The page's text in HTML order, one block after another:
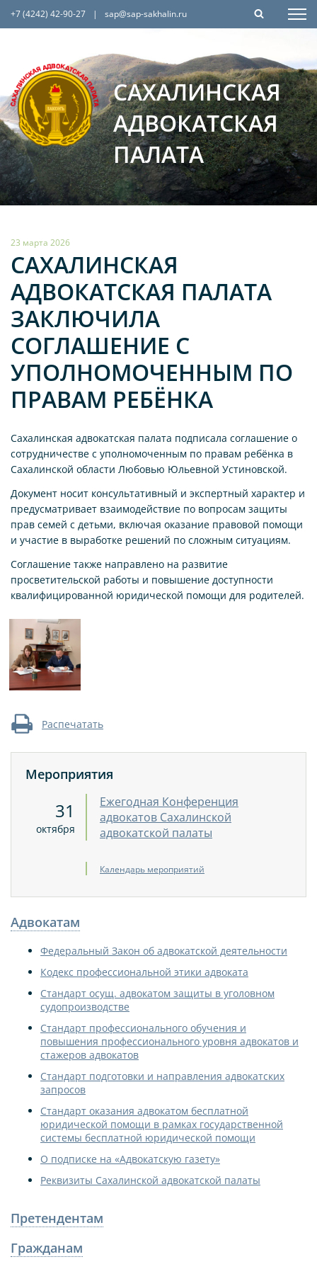
+7 (4242) 42-90-27 | sap@sap-sakhalin.ru
САХАЛИНСКАЯ
АДВОКАТСКАЯ
ПАЛАТА
23 марта 2026
САХАЛИНСКАЯ
АДВОКАТСКАЯ ПАЛАТА
ЗАКЛЮЧИЛА
СОГЛАШЕНИЕ С
УПОЛНОМОЧЕННЫМ ПО
ПРАВАМ РЕБЁНКА
Сахалинская адвокатская палата подписала соглашение о
сотрудничестве с уполномоченным по правам ребёнка в
Сахалинской области Любовью Юльевной Устиновской.
Документ носит консультативный и экспертный характер и
предусматривает взаимодействие по вопросам защиты
прав семей с детьми, включая оказание правовой помощи
и участие в выработке решений по сложным ситуациям.
Соглашение также направлено на развитие
просветительской работы и повышение доступности
квалифицированной юридической помощи для родителей.
Распечатать
Мероприятия
31
октября
Ежегодная Конференция
адвокатов Сахалинской
адвокатской палаты
Календарь мероприятий
Адвокатам
Федеральный Закон об адвокатской деятельности
Кодекс профессиональной этики адвоката
Стандарт осущ. адвокатом защиты в уголовном
судопроизводстве
Стандарт профессионального обучения и
повышения профессионального уровня адвокатов и
стажеров адвокатов
Стандарт подготовки и направления адвокатских
запросов
Стандарт оказания адвокатом бесплатной
юридической помощи в рамках государственной
системы бесплатной юридической помощи
О подписке на «Адвокатскую газету»
Реквизиты Сахалинской адвокатской палаты
Претендентам
Гражданам